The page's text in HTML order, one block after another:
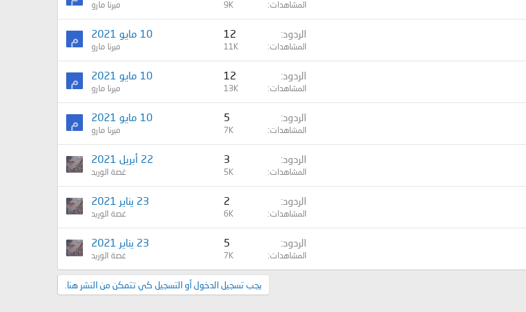
المشاهدات 9K ميرنا مارو
الردود 12
المشاهدات 11K
10 مايو 2021
ميرنا مارو م
الردود 12
المشاهدات 13K
10 مايو 2021
ميرنا مارو م
الردود 5
المشاهدات 7K
10 مايو 2021
ميرنا مارو م
الردود 3
المشاهدات 5K
22 أبريل 2021
غصة الوريد
الردود 2
المشاهدات 6K
23 يناير 2021
غصة الوريد
الردود 5
المشاهدات 7K
23 يناير 2021
غصة الوريد
يجب تسجيل الدخول أو التسجيل كي تتمكن من النشر هنا.